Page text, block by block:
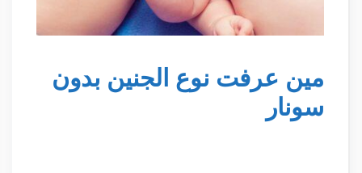
مين عرفت نوع الجنين بدون
سونار